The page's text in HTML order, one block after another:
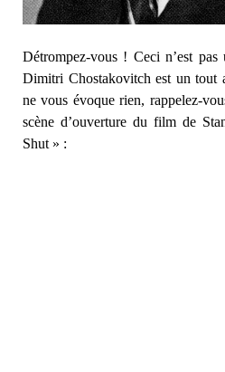
Détrompez-vous ! Ceci n’est
Dimitri Chostakovitch est un tout
ne vous évoque rien, rappelez-
scène d’ouverture du film de
Shut » :